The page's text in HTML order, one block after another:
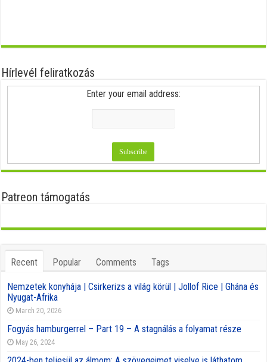
Hírlevél feliratkozás
Enter your email address:
Patreon támogatás
Recent Popular Comments Tags
Nemzetek konyhája | Csirkerizs a világ körül | Jollof Rice | Ghána és
Nyugat-Afrika
March 20, 2026
Fogyás hamburgerrel – Part 19 – A stagnálás a folyamat része
May 26, 2024